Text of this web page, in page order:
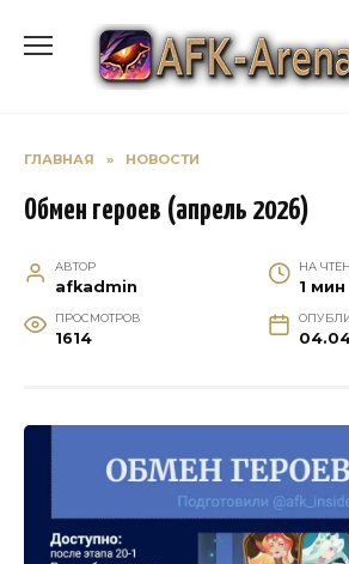
содержанию
ГЛАВНАЯ » НОВОСТИ
Обмен героев (апрель 2026)
АВТОР
afkadmin
НА
1 мин
ПРОСМОТРОВ
1614